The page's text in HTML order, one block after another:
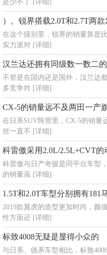
是少不了 [详细]
）。锐界搭载2.0T和2.7T两
在这个级别里，锐界的销量算是
实力派对 [详细]
汉兰达还拥有同级数一数二
不管是在国内还是国外，汉兰达
多竞争对 [详细]
CX-5的销量远不及两田一产
在日系SUV阵营里，CX-5的销量
丝一直不 [详细]
科雷傲采用2.0L/2.5L+CVT的
科雷傲与日产奇骏是同平台车型
的销量虽 [详细]
1.5T和2.0T车型分别拥有181
2019款翼虎的造型更加时尚，颜
性方面还 [详细]
标致4008无疑是显得小众的
与日系、德系车型相比，标致